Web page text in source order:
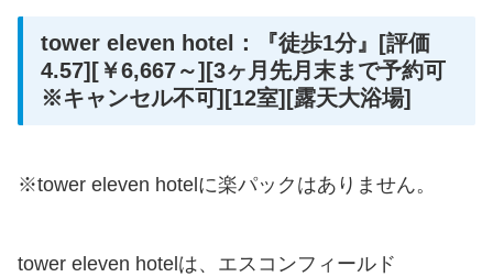
tower eleven hotel：『徒歩1分』[評価
4.57][￥6,667～][3ヶ月先月末まで予約可
※キャンセル不可][12室][露天大浴場]
※tower eleven hotelに楽パックはありません。
tower eleven hotelは、エスコンフィールド